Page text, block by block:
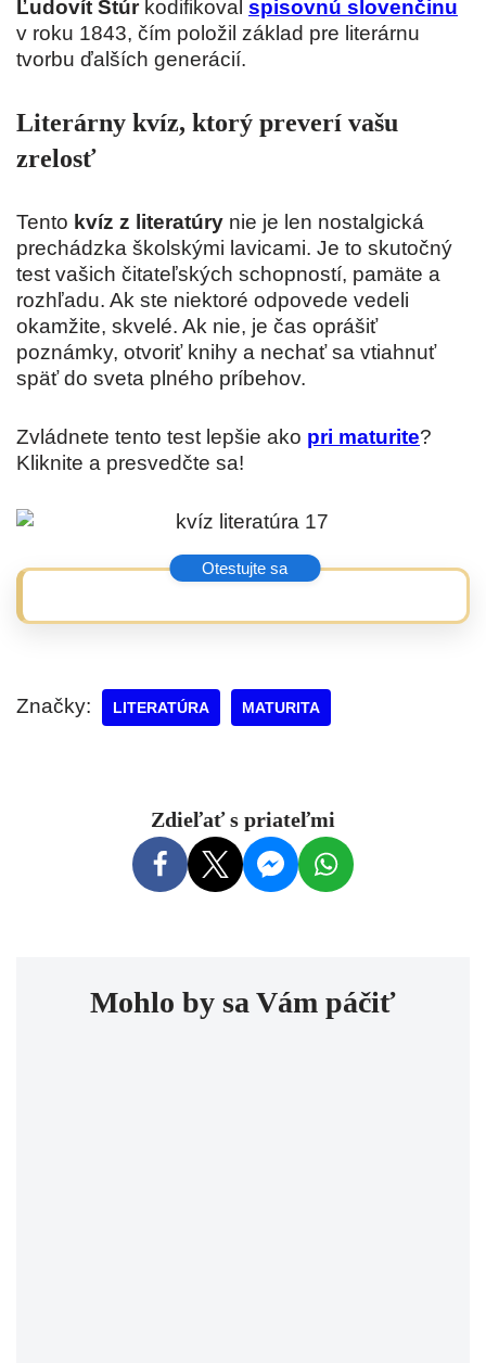
Ľudovít Štúrkodifikoval spisovnú slovenčinu
v roku 1843, čím položil základ pre literárnu
tvorbu ďalších generácií.
Literárny kvíz, ktorý preverí vašu
zrelosť
Tento kvíz z literatúry nie je len nostalgická
prechádzka školskými lavicami. Je to skutočný
test vašich čitateľských schopností, pamäte a
rozhľadu. Ak ste niektoré odpovede vedeli
okamžite, skvelé. Ak nie, je čas oprášiť
poznámky, otvoriť knihy a nechať sa vtiahnuť
späť do sveta plného príbehov.
Zvládnete tento test lepšie ako pri maturite?
Kliknite a presvedčte sa!
Značky: LITERATÚRA MATURITA
Zdieľať s priateľmi
Mohlo by sa Vám páčiť